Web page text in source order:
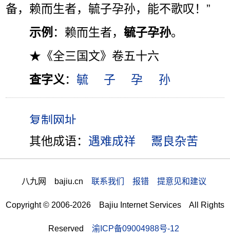
备，赖而生者，毓子孕孙，能不歌叹！”
示例 ：赖而生者，毓子孕孙。
★《全三国文》卷五十六
查字义 ：毓 子 孕 孙
其他成语： 遇难成祥 鬻良杂苦
八九网 bajiu.cn 联系我们 报错 提意见和建议
Copyright © 2006-2026 Bajiu Internet Services All Rights
Reserved 渝ICP备09004988号-12